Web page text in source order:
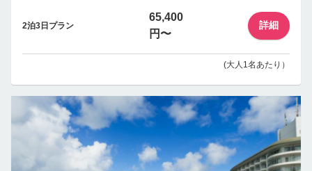
2泊3日プラン
65,400
円〜
詳細
(大人1名あたり）